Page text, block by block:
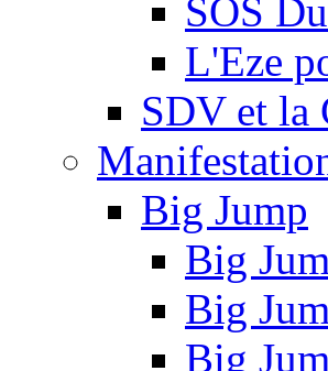
SOS
L'Eze
SDV et la
Big Jump
Big
Big
Big